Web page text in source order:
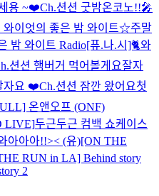
용 ~❤️Ch.션션 굿밤온코노!!🎤
와이엇의 좋은 밤 와이트☆주말
밤 와이트 Radio[퓨.나.시]🐈와
션션 햄버거 먹어볼게요잘자
자요 ❤️Ch.션션 잠깐 왔어요첫
온앤오프 (ONF)
LIVE]두근두근 컴백 쇼케이스
아아아!!>< (유)[ON THE
RUN in LA] Behind story
2